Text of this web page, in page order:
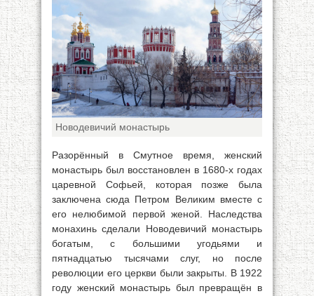
Новодевичий монастырь
Разорённый в Смутное время, женский
монастырь был восстановлен в 1680-х годах
царевной Софьей, которая позже была
заключена сюда Петром Великим вместе с
его нелюбимой первой женой. Наследства
монахинь сделали Новодевичий монастырь
богатым, с большими угодьями и
пятнадцатью тысячами слуг, но после
революции его церкви были закрыты. В 1922
году женский монастырь был превращён в